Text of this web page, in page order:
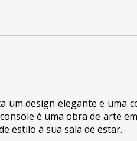
um design elegante e uma
é uma obra de arte
estilo à sua sala de estar.